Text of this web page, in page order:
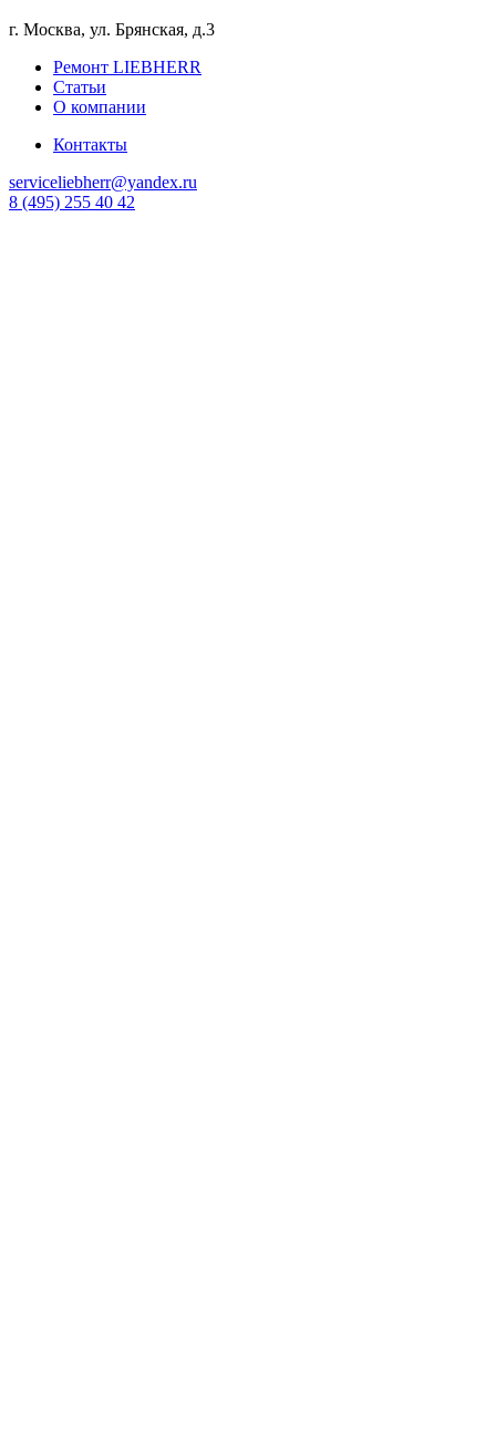
г. Москва, ул. Брянская, д.3
Ремонт LIEBHERR
Статьи
О компании
Контакты
serviceliebherr@yandex.ru
8 (495) 255 40 42